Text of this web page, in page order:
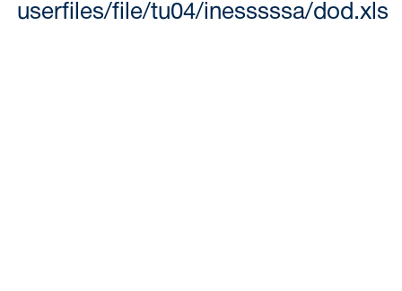
userfiles/file/tu04/inesssssa/dod.xls